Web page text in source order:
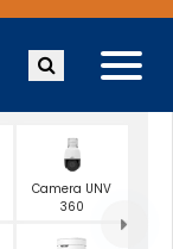
Camera UNV
360